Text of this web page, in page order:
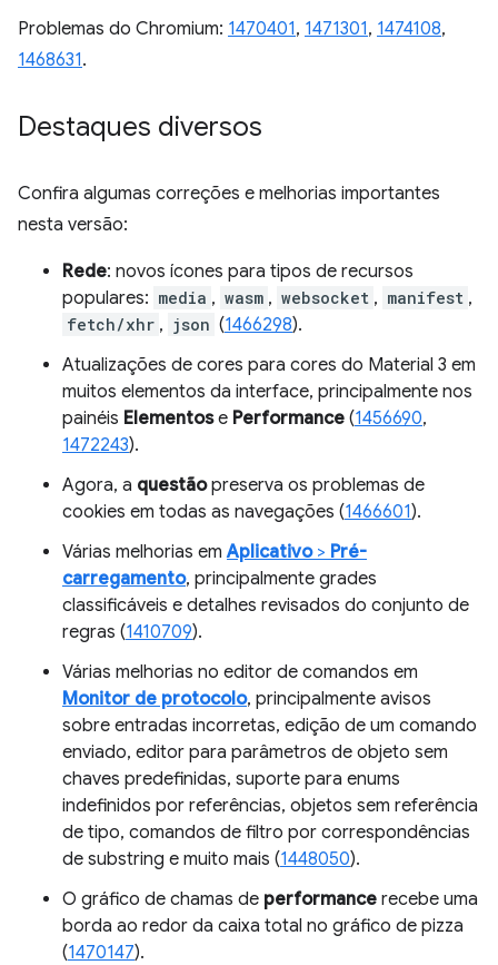
Problemas do Chromium: 1470401, 1471301, 1474108,
1468631.
Destaques diversos
Confira algumas correções e melhorias importantes
nesta versão:
Rede: novos ícones para tipos de recursos
populares: media , wasm , websocket , manifest ,
fetch/xhr , json (1466298).
Atualizações de cores para cores do Material 3 em
muitos elementos da interface, principalmente nos
painéis Elementose Performance (1456690,
1472243).
Agora, a questãopreserva os problemas de
cookies em todas as navegações (1466601).
Várias melhorias emAplicativo> Pré-
carregamento, principalmente grades
classificáveis e detalhes revisados do conjunto de
regras (1410709).
Várias melhorias no editor de comandos em
Monitor de protocolo, principalmente avisos
sobre entradas incorretas, edição de um comando
enviado, editor para parâmetros de objeto sem
chaves predefinidas, suporte para enums
indefinidos por referências, objetos sem referência
de tipo, comandos de filtro por correspondências
de substring e muito mais (1448050).
O gráfico de chamas de performance recebe uma
borda ao redor da caixa total no gráfico de pizza
(1470147).